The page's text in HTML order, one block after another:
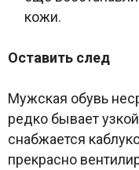
кожи.
Оставить след
Мужская обувь
редко бывает
снабжается
прекрасно